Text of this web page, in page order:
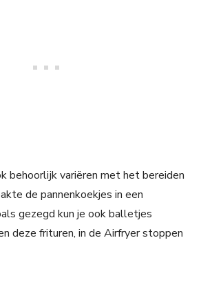
behoorlijk variëren met het bereiden
de pannenkoekjes in een
gezegd kun je ook balletjes
deze frituren, in de Airfryer stoppen